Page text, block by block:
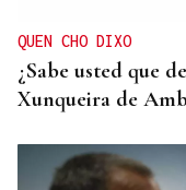
QUEN CHO DIXO
¿Sabe usted que
Xunqueira de